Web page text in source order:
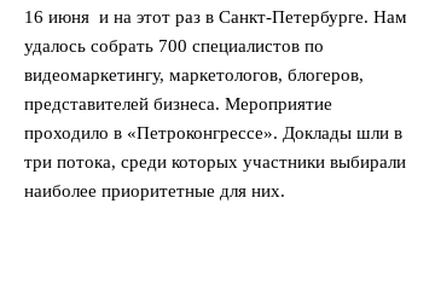
16 июня и на этот раз в Санкт-Петербурге. Нам
удалось собрать 700 специалистов по
видеомаркетингу, маркетологов, блогеров,
представителей бизнеса. Мероприятие
проходило в «Петроконгрессе». Доклады шли в
три потока, среди которых участники выбирали
наиболее приоритетные для них.